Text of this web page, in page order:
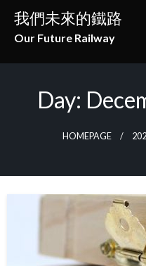
Skip
content
我們未來的鐵路
Our Future Railway
Day:
HOMEPAGE